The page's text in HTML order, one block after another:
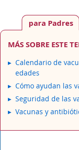
para Padres
MÁS SOBRE ESTE
Calendario de
edades
Cómo ayudan las
Seguridad de las
Vacunas y